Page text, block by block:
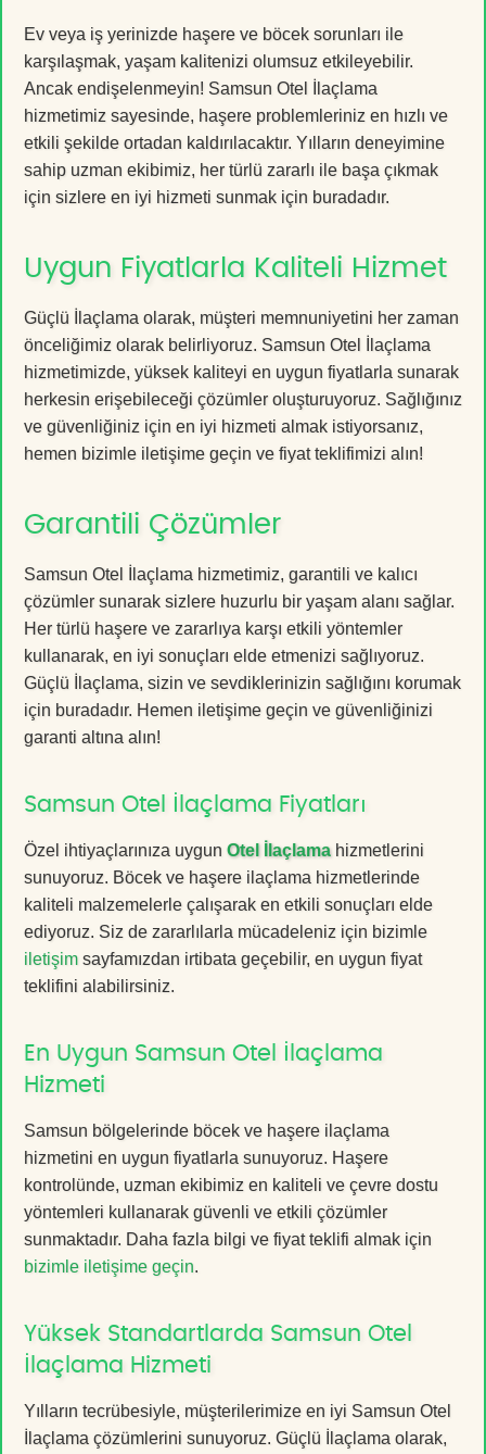
Ev veya iş yerinizde haşere ve böcek sorunları ile
karşılaşmak, yaşam kalitenizi olumsuz etkileyebilir.
Ancak endişelenmeyin! Samsun Otel İlaçlama
hizmetimiz sayesinde, haşere problemleriniz en hızlı ve
etkili şekilde ortadan kaldırılacaktır. Yılların deneyimine
sahip uzman ekibimiz, her türlü zararlı ile başa çıkmak
için sizlere en iyi hizmeti sunmak için buradadır.
Uygun Fiyatlarla Kaliteli Hizmet
Güçlü İlaçlama olarak, müşteri memnuniyetini her zaman
önceliğimiz olarak belirliyoruz. Samsun Otel İlaçlama
hizmetimizde, yüksek kaliteyi en uygun fiyatlarla sunarak
herkesin erişebileceği çözümler oluşturuyoruz. Sağlığınız
ve güvenliğiniz için en iyi hizmeti almak istiyorsanız,
hemen bizimle iletişime geçin ve fiyat teklifimizi alın!
Garantili Çözümler
Samsun Otel İlaçlama hizmetimiz, garantili ve kalıcı
çözümler sunarak sizlere huzurlu bir yaşam alanı sağlar.
Her türlü haşere ve zararlıya karşı etkili yöntemler
kullanarak, en iyi sonuçları elde etmenizi sağlıyoruz.
Güçlü İlaçlama, sizin ve sevdiklerinizin sağlığını korumak
için buradadır. Hemen iletişime geçin ve güvenliğinizi
garanti altına alın!
Samsun Otel İlaçlama Fiyatları
Özel ihtiyaçlarınıza uygun Otel İlaçlamahizmetlerini
sunuyoruz. Böcek ve haşere ilaçlama hizmetlerinde
kaliteli malzemelerle çalışarak en etkili sonuçları elde
ediyoruz. Siz de zararlılarla mücadeleniz için bizimle
iletişim sayfamızdan irtibata geçebilir, en uygun fiyat
teklifini alabilirsiniz.
En Uygun Samsun Otel İlaçlama
Hizmeti
Samsun bölgelerinde böcek ve haşere ilaçlama
hizmetini en uygun fiyatlarla sunuyoruz. Haşere
kontrolünde, uzman ekibimiz en kaliteli ve çevre dostu
yöntemleri kullanarak güvenli ve etkili çözümler
sunmaktadır. Daha fazla bilgi ve fiyat teklifi almak için
bizimle iletişime geçin.
Yüksek Standartlarda Samsun Otel
İlaçlama Hizmeti
Yılların tecrübesiyle, müşterilerimize en iyi Samsun Otel
İlaçlama çözümlerini sunuyoruz. Güçlü İlaçlama olarak,